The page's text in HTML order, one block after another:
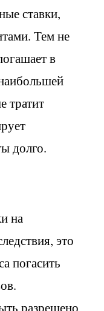
ставки,
Тем не
в
тратит
долго.
на
это
погасить
разрешено